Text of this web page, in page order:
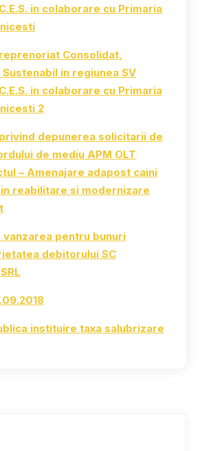
in colaborare cu Primaria
Consolidat,
in regiunea SV
in colaborare cu Primaria
2
depunerea solicitarii de
de mediu APM OLT
– Amenajare adapost caini
reabilitare si modernizare
pentru bunuri
debitorului SC
instituire taxa salubrizare